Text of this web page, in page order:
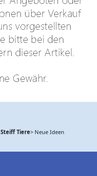
Steiff Tiere> Neue Ideen